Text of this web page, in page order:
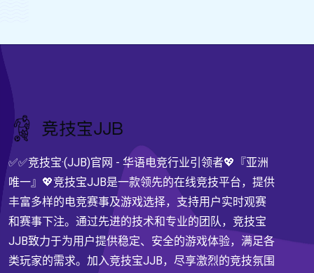
✅✅竞技宝·(JJB)官网 - 华语电竞行业引领者💖『亚洲
唯一』💖竞技宝JJB是一款领先的在线竞技平台，提供
丰富多样的电竞赛事及游戏选择，支持用户实时观赛
和赛事下注。通过先进的技术和专业的团队，竞技宝
JJB致力于为用户提供稳定、安全的游戏体验，满足各
类玩家的需求。加入竞技宝JJB，尽享激烈的竞技氛围